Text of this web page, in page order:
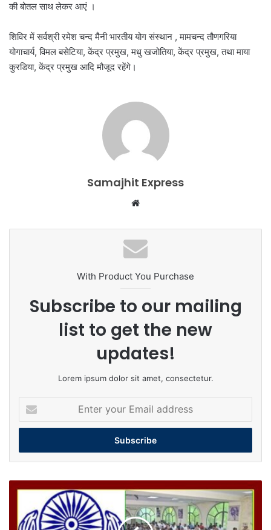
की बोतल साथ लेकर आएं ।
शिविर में सर्वश्री रमेश चन्द मैनी भारतीय योग संस्थान , मामचन्द तौणगरिया
योगाचार्य, विमल बसेटिया, केंद्र प्रमुख, मधु खजोतिया, केंद्र प्रमुख, तथा माया
कुरडिया, केंद्र प्रमुख आदि मौजूद रहेंगे।
Samajhit Express
With Product You Purchase
Subscribe to our mailing
list to get the new
updates!
Lorem ipsum dolor sit amet, consectetur.
your
Email
समता
राजस्थान